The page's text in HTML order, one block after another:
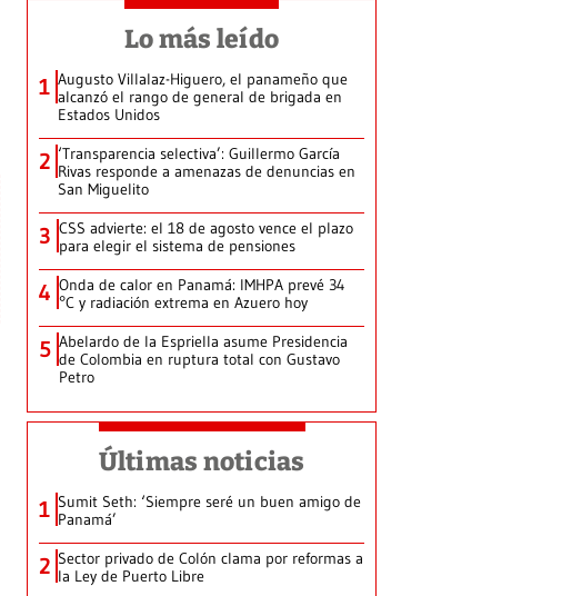
Lo más leído
1 Augusto Villalaz-Higuero, el panameño que
alcanzó el rango de general de brigada en
Estados Unidos
2 ‘Transparencia selectiva’: Guillermo García
Rivas responde a amenazas de denuncias en
San Miguelito
3 CSS advierte: el 18 de agosto vence el plazo
para elegir el sistema de pensiones
4 Onda de calor en Panamá: IMHPA prevé 34
°C y radiación extrema en Azuero hoy
5 Abelardo de la Espriella asume Presidencia
de Colombia en ruptura total con Gustavo
Petro
Últimas noticias
1 Sumit Seth: ‘Siempre seré un buen amigo de
Panamá’
2 Sector privado de Colón clama por reformas a
la Ley de Puerto Libre